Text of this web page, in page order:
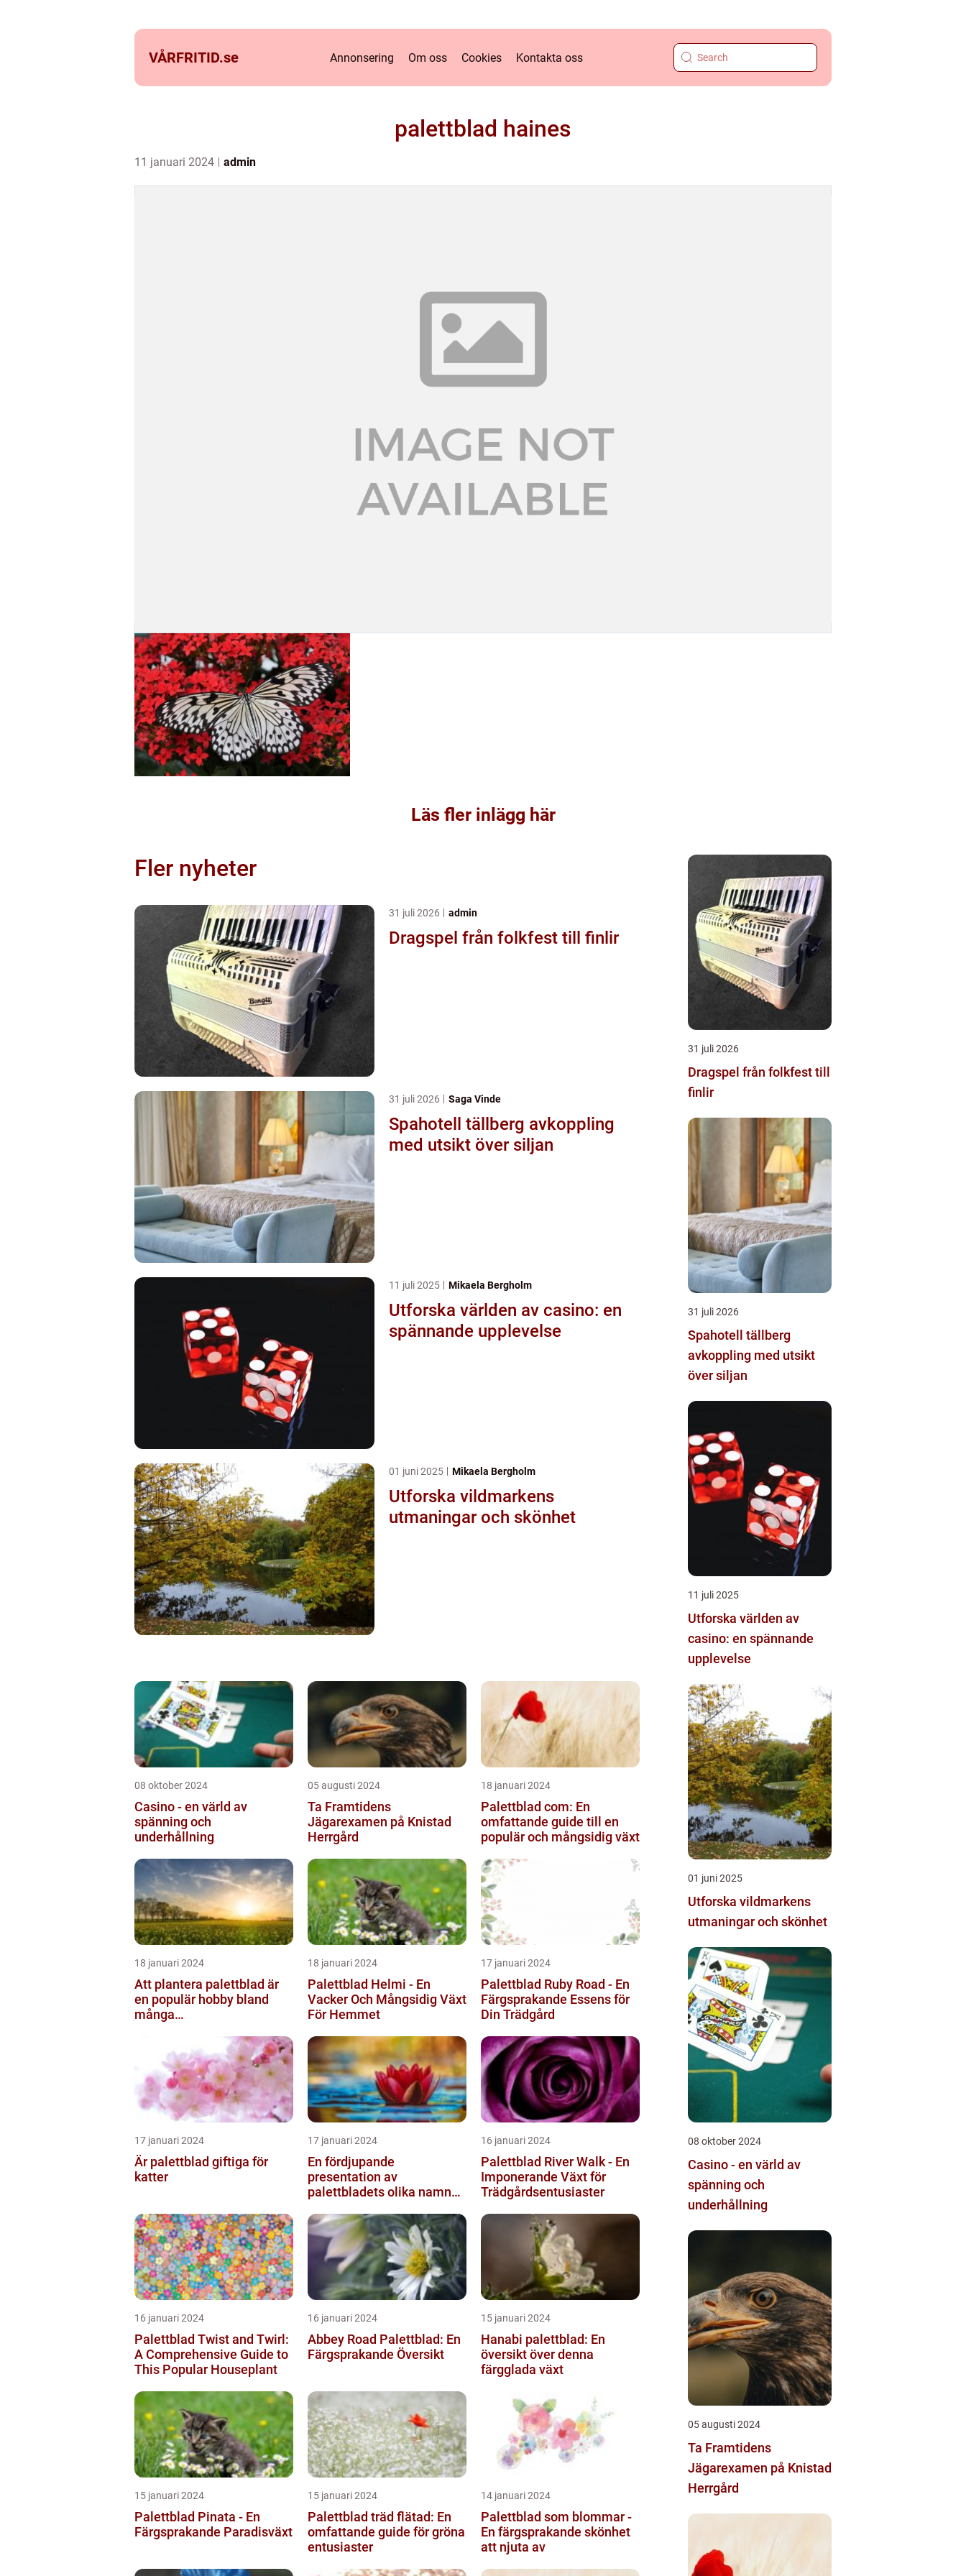
VÅRFRITID.se Annonsering Om oss Cookies Kontakta oss
palettblad haines
11 januari 2024 admin
Läs fler inlägg här
Fler nyheter
31 juli 2026 admin
Dragspel från folkfest till finlir
31 juli 2026 Saga Vinde
Spahotell tällberg avkoppling
med utsikt över siljan
11 juli 2025 Mikaela Bergholm
Utforska världen av casino: en
spännande upplevelse
01 juni 2025 Mikaela Bergholm
Utforska vildmarkens
utmaningar och skönhet
08 oktober 2024
Casino - en värld av
spänning och
underhållning
05 augusti 2024
Ta Framtidens
Jägarexamen på Knistad
Herrgård
18 januari 2024
Palettblad com: En
omfattande guide till en
populär och mångsidig växt
18 januari 2024
Att plantera palettblad är
en populär hobby bland
många
kan bidra till att ...
18 januari 2024
Palettblad Helmi - En
Vacker Och Mångsidig Växt
För Hemmet
17 januari 2024
Palettblad Ruby Road - En
Färgsprakande Essens för
Din Trädgård
17 januari 2024
Är palettblad giftiga för
katter
17 januari 2024
En fördjupande
presentation av
palettbladets olika namn
16 januari 2024
Palettblad River Walk - En
Imponerande Växt för
Trädgårdsentusiaster
16 januari 2024
Palettblad Twist and Twirl:
A Comprehensive Guide to
This Popular Houseplant
16 januari 2024
Abbey Road Palettblad: En
Färgsprakande Översikt
15 januari 2024
Hanabi palettblad: En
översikt över denna
färgglada växt
15 januari 2024
Palettblad Pinata - En
Färgsprakande Paradisväxt
15 januari 2024
Palettblad träd flätad: En
omfattande guide för gröna
entusiaster
14 januari 2024
Palettblad som blommar -
En färgsprakande skönhet
att njuta av
31 juli 2026
Dragspel från folkfest till
finlir
31 juli 2026
Spahotell tällberg
avkoppling med utsikt
över siljan
11 juli 2025
Utforska världen av
casino: en spännande
upplevelse
01 juni 2025
Utforska vildmarkens
utmaningar och skönhet
08 oktober 2024
Casino - en värld av
spänning och
underhållning
05 augusti 2024
Ta Framtidens
Jägarexamen på Knistad
Herrgård